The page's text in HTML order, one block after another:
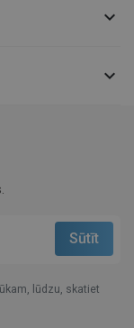


lūdzu, skatiet